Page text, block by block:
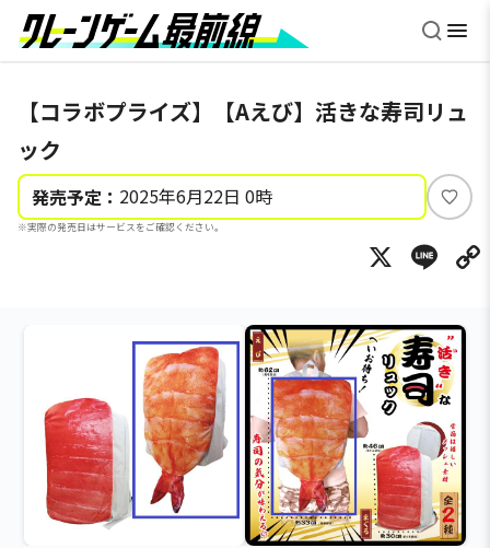
【コラボプライズ】【Aえび】活きな寿司リュ
ック
発売予定： 2025年6月22日 0時
※実際の発売日はサービスをご確認ください。
い
ね
X